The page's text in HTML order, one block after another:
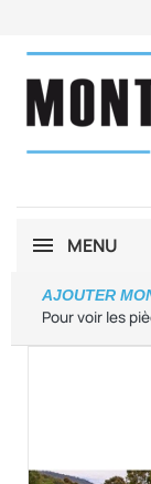
MENU
Pour voir les
AJOUTER